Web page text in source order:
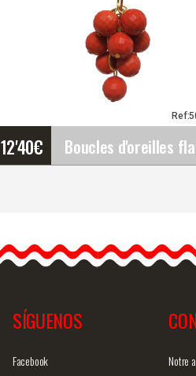
12'40€
Boucles d'oreilles style
flamenco pas chères.
SÍGUENOS
Facebook
Notre